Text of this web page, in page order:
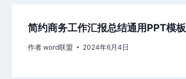
简约商务工作汇报总结通用PPT模板
作者word联盟 2024年6月4日